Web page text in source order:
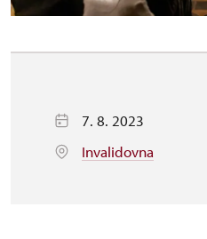
7. 8. 2023
Invalidovna